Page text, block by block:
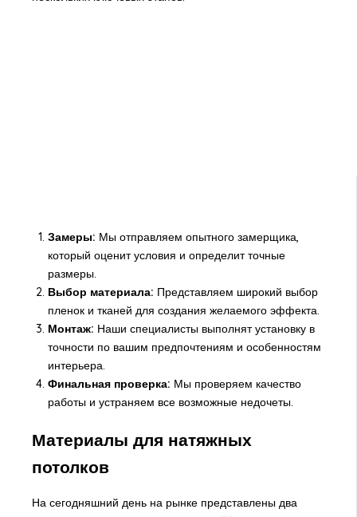
Замеры: Мы отправляем опытного замерщика,
который оценит условия и определит точные
размеры.
Выбор материала: Представляем широкий выбор
пленок и тканей для создания желаемого эффекта.
Монтаж: Наши специалисты выполнят установку в
точности по вашим предпочтениям и особенностям
интерьера.
Финальная проверка: Мы проверяем качество
работы и устраняем все возможные недочеты.
Материалы для натяжных
потолков
На сегодняшний день на рынке представлены два